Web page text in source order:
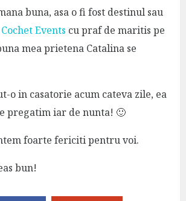
buna, asa o fi fost destinul sau
Cochet Events cu praf de maritis pe
mea prietena Catalina se
o in casatorie acum cateva zile, ea
pregatim iar de nunta! 🙂
foarte fericiti pentru voi.
bun!